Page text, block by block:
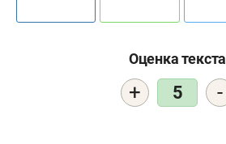
Оценка текста
+ 5 -